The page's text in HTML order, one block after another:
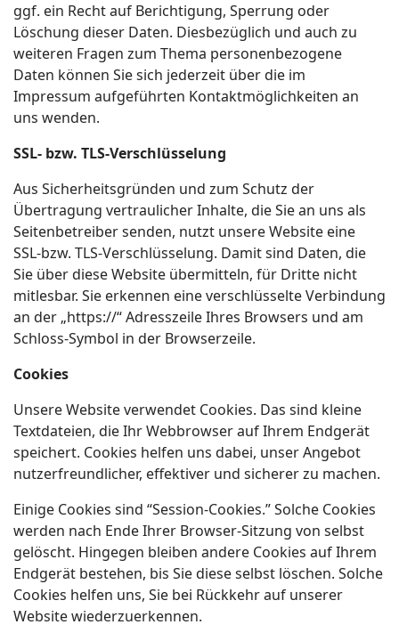
ggf. ein Recht auf Berichtigung, Sperrung oder
Löschung dieser Daten. Diesbezüglich und auch zu
weiteren Fragen zum Thema personenbezogene
Daten können Sie sich jederzeit über die im
Impressum aufgeführten Kontaktmöglichkeiten an
uns wenden.
SSL- bzw. TLS-Verschlüsselung
Aus Sicherheitsgründen und zum Schutz der
Übertragung vertraulicher Inhalte, die Sie an uns als
Seitenbetreiber senden, nutzt unsere Website eine
SSL-bzw. TLS-Verschlüsselung. Damit sind Daten, die
Sie über diese Website übermitteln, für Dritte nicht
mitlesbar. Sie erkennen eine verschlüsselte Verbindung
an der „https://“ Adresszeile Ihres Browsers und am
Schloss-Symbol in der Browserzeile.
Cookies
Unsere Website verwendet Cookies. Das sind kleine
Textdateien, die Ihr Webbrowser auf Ihrem Endgerät
speichert. Cookies helfen uns dabei, unser Angebot
nutzerfreundlicher, effektiver und sicherer zu machen.
Einige Cookies sind “Session-Cookies.” Solche Cookies
werden nach Ende Ihrer Browser-Sitzung von selbst
gelöscht. Hingegen bleiben andere Cookies auf Ihrem
Endgerät bestehen, bis Sie diese selbst löschen. Solche
Cookies helfen uns, Sie bei Rückkehr auf unserer
Website wiederzuerkennen.